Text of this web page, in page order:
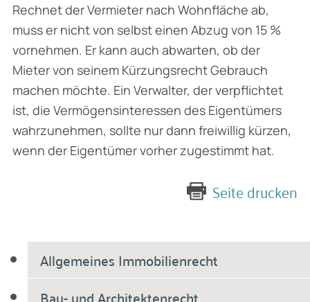
Allgemeines Immobilienrecht
Bau- und Architektenrecht
Rechnet der Vermieter nach Wohnfläche ab,
muss er nicht von selbst einen Abzug von 15 %
vornehmen. Er kann auch abwarten, ob der
Mieter von seinem Kürzungsrecht Gebrauch
machen möchte. Ein Verwalter, der verpflichtet
ist, die Vermögensinteressen des Eigentümers
wahrzunehmen, sollte nur dann freiwillig kürzen,
wenn der Eigentümer vorher zugestimmt hat.
Seite drucken